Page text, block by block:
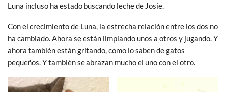
Luna incluso ha estado buscando leche de Josie.
Con el crecimiento de Luna, la estrecha relación entre los dos no
ha cambiado. Ahora se están limpiando unos a otros y jugando. Y
ahora también están gritando, como lo saben de gatos
pequeños. Y también se abrazan mucho el uno con el otro.